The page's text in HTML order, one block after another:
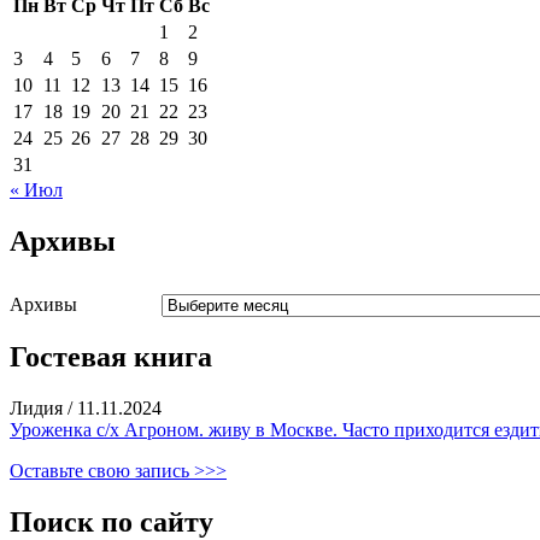
Пн Вт Ср Чт Пт Сб Вс
1
2
3
4 5 6 7 8
9
10 11 12 13 14 15 16
17 18 19 20 21 22 23
24 25 26 27 28 29 30
31
« Июл
Архивы
Архивы
Гостевая книга
Лидия / 11.11.2024
Уроженка с/х Агроном. живу в Москве. Часто приходится
Оставьте свою запись >>>
Поиск по сайту